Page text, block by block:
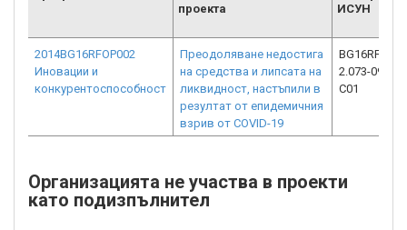
проекта
ИСУН
2014BG16RFOP002
Иновации и
конкурентоспособност
Преодоляване недостига
на средства и липсата на
ликвидност, настъпили в
резултат от епидемичния
взрив от COVID-19
2.073-0903-
C01
Организацията не участва в проекти
като подизпълнител